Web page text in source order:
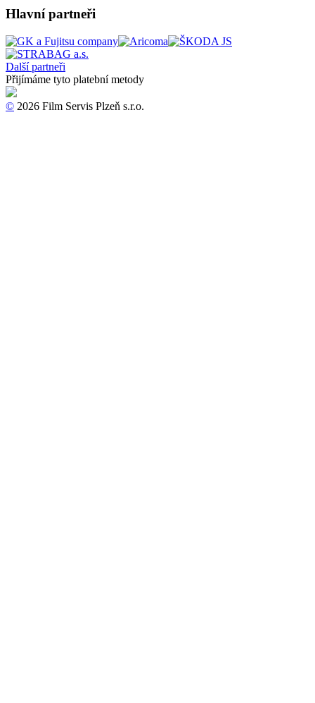
Hlavní partneři
Další partneři
Přijímáme tyto platební metody
© 2026 Film Servis Plzeň s.r.o.